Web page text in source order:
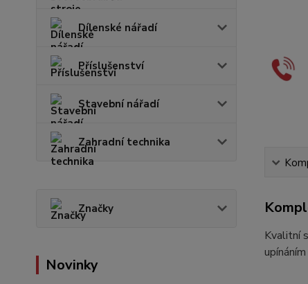
Dílenské nářadí
Příslušenství
Stavební nářadí
Zahradní technika
Značky
Novinky
Kvalitní
upínáním